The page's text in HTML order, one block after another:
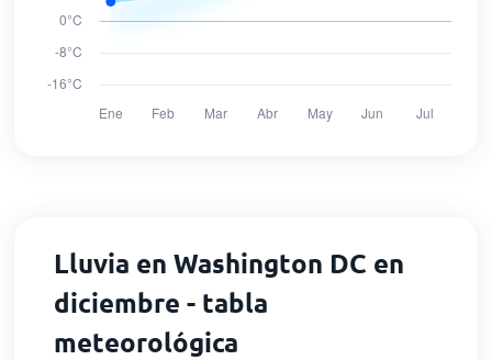
Lluvia en Washington DC en
diciembre - tabla
meteorológica